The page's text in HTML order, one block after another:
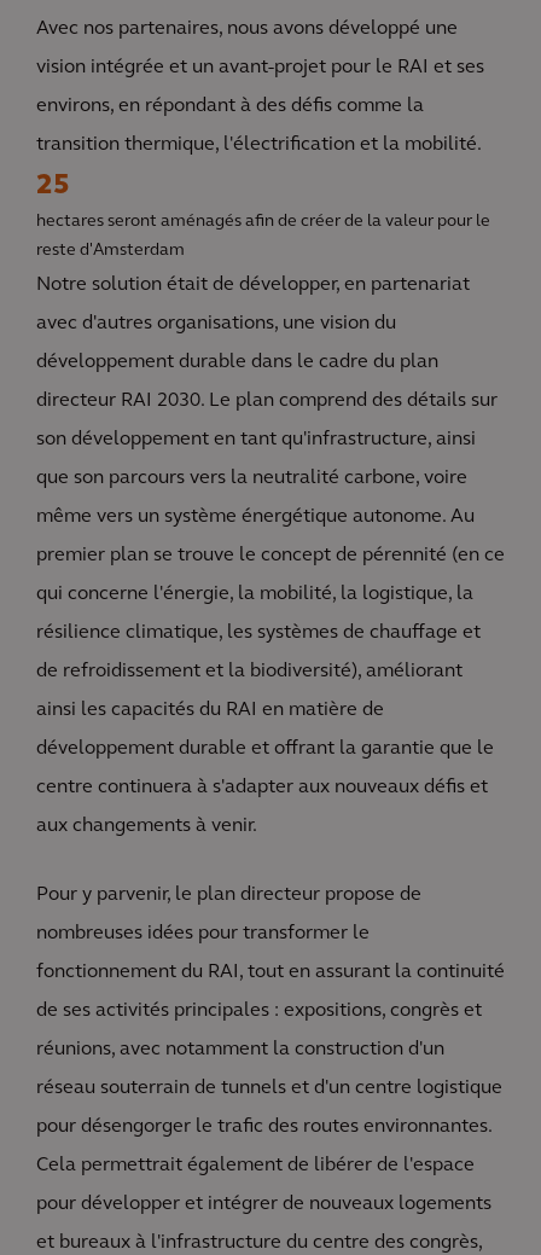
Avec nos partenaires, nous avons développé une
vision intégrée et un avant-projet pour le RAI et ses
environs, en répondant à des défis comme la
transition thermique, l'électrification et la mobilité.
25
hectares seront aménagés afin de créer de la valeur pour le
reste d'Amsterdam
Notre solution était de développer, en partenariat
avec d'autres organisations, une vision du
développement durable dans le cadre du plan
directeur RAI 2030. Le plan comprend des détails sur
son développement en tant qu'infrastructure, ainsi
que son parcours vers la neutralité carbone, voire
même vers un système énergétique autonome. Au
premier plan se trouve le concept de pérennité (en ce
qui concerne l'énergie, la mobilité, la logistique, la
résilience climatique, les systèmes de chauffage et
de refroidissement et la biodiversité), améliorant
ainsi les capacités du RAI en matière de
développement durable et offrant la garantie que le
centre continuera à s'adapter aux nouveaux défis et
aux changements à venir.
Pour y parvenir, le plan directeur propose de
nombreuses idées pour transformer le
fonctionnement du RAI, tout en assurant la continuité
de ses activités principales : expositions, congrès et
réunions, avec notamment la construction d'un
réseau souterrain de tunnels et d'un centre logistique
pour désengorger le trafic des routes environnantes.
Cela permettrait également de libérer de l'espace
pour développer et intégrer de nouveaux logements
et bureaux à l'infrastructure du centre des congrès,